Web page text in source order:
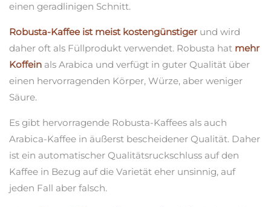
einen geradlinigen Schnitt.
Robusta-Kaffee ist meist kostengünstigerund wird
daher oft als Füllprodukt verwendet. Robusta hat mehr
Koffein als Arabica und verfügt in guter Qualität über
einen hervorragenden Körper, Würze, aber weniger
Säure.
Es gibt hervorragende Robusta-Kaffees als auch
Arabica-Kaffee in äußerst bescheidener Qualität. Daher
ist ein automatischer Qualitätsruckschluss auf den
Kaffee in Bezug auf die Varietät eher unsinnig, auf
jeden Fall aber falsch.